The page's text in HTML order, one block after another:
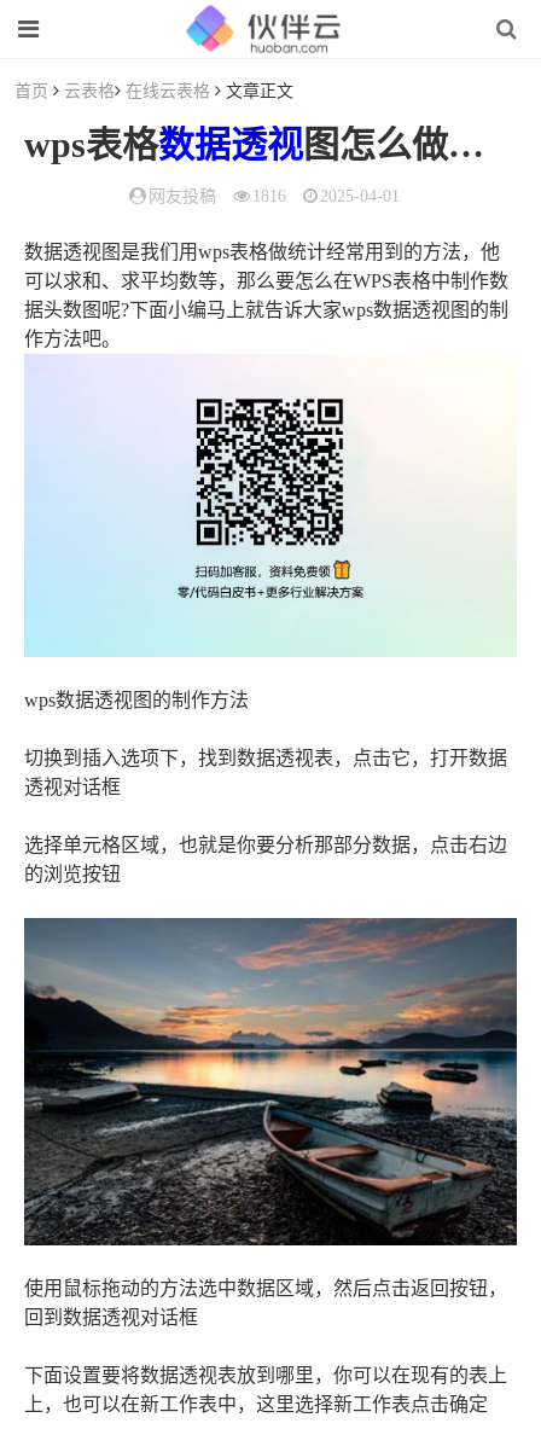
首页 云表格 在线云表格 文章正文
wps表格数据透视图怎么做（如何在wps表格中生成
网友投稿 1816 2025-04-01
数据透视图是我们用wps表格做统计经常用到的方法，他
可以求和、求平均数等，那么要怎么在WPS表格中制作数
据头数图呢?下面小编马上就告诉大家wps数据透视图的制
作方法吧。
wps数据透视图的制作方法
切换到插入选项下，找到数据透视表，点击它，打开数据
透视对话框
选择单元格区域，也就是你要分析那部分数据，点击右边
的浏览按钮
使用鼠标拖动的方法选中数据区域，然后点击返回按钮，
回到数据透视对话框
下面设置要将数据透视表放到哪里，你可以在现有的表上
上，也可以在新工作表中，这里选择新工作表点击确定